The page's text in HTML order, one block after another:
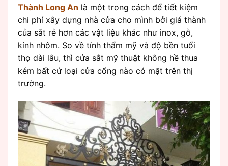
Thành Long An là một trong cách để tiết kiệm
chi phí xây dựng nhà cửa cho mình bởi giá thành
của sắt rẻ hơn các vật liệu khác như inox, gỗ,
kính nhôm. So về tính thẩm mỹ và độ bền tuổi
thọ dài lâu, thì cửa sắt mỹ thuật không hề thua
kém bất cứ loại cửa cổng nào có mặt trên thị
trường.